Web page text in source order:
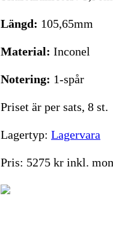
Längd: 105,65mm
Material: Inconel
Notering: 1-spår
Priset är per sats, 8 st.
Lagertyp: Lagervara
Pris: 5275 kr inkl.